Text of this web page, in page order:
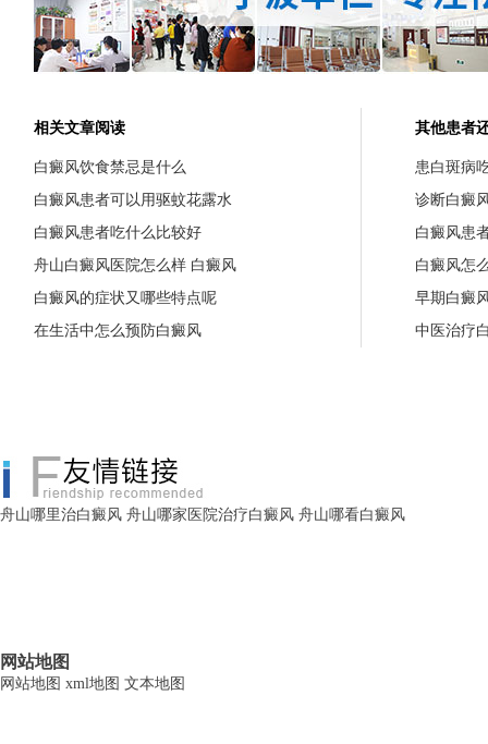
相关文章阅读
白癜风饮食禁忌是什么
白癜风患者可以用驱蚊花露水
白癜风患者吃什么比较好
舟山白癜风医院怎么样 白癜风
白癜风的症状又哪些特点呢
在生活中怎么预防白癜风
其他患者
患白斑病
诊断白癜
白癜风患
白癜风怎
早期白癜
中医治疗
舟山哪里治白癜风 舟山哪家医院治疗白癜风 舟山哪看白癜风
网站地图
网站地图 xml地图 文本地图